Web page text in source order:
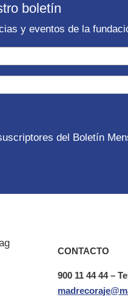
boletín
y eventos de la
del Boletín
CONTACTO
900 11 44 44 –